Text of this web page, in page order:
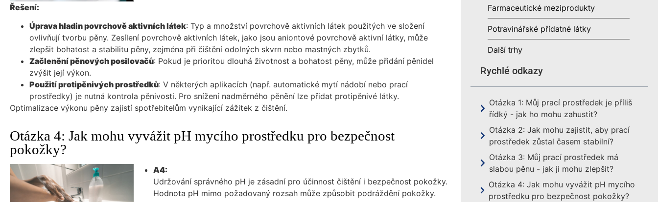
Řešení:
Úprava hladin povrchově aktivních látek: Typ a množství povrchově aktivních látek použitých ve složení
ovlivňují tvorbu pěny. Zesílení povrchově aktivních látek, jako jsou aniontové povrchově aktivní látky, může
zlepšit bohatost a stabilitu pěny, zejména při čištění odolných skvrn nebo mastných zbytků.
Začlenění pěnových posilovačů: Pokud je prioritou dlouhá životnost a bohatost pěny, může přidání pěnidel
zvýšit její výkon.
Použití protipěnivých prostředků: V některých aplikacích (např. automatické mytí nádobí nebo prací
prostředky) je nutná kontrola pěnivosti. Pro snížení nadměrného pěnění lze přidat protipěnivé látky.
Optimalizace výkonu pěny zajistí spotřebitelům vynikající zážitek z čištění.
Otázka 4: Jak mohu vyvážit pH mycího prostředku pro bezpečnost
pokožky?
A4:
Udržování správného pH je zásadní pro účinnost čištění i bezpečnost pokožky.
Hodnota pH mimo požadovaný rozsah může způsobit podráždění pokožky.
Farmaceutické meziprodukty
Potravinářské přídatné látky
Další trhy
Rychlé odkazy
Otázka 1: Můj prací prostředek je příliš
řídký - jak ho mohu zahustit?
Otázka 2: Jak mohu zajistit, aby prací
prostředek zůstal časem stabilní?
Otázka 3: Můj prací prostředek má
slabou pěnu - jak ji mohu zlepšit?
Otázka 4: Jak mohu vyvážit pH mycího
prostředku pro bezpečnost pokožky?